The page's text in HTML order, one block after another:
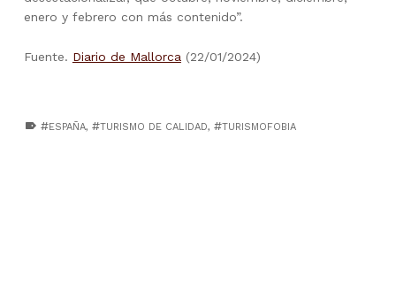
enero y febrero con más contenido”.
Fuente. Diario de Mallorca (22/01/2024)
ESPAÑA, TURISMO DE CALIDAD, TURISMOFOBIA